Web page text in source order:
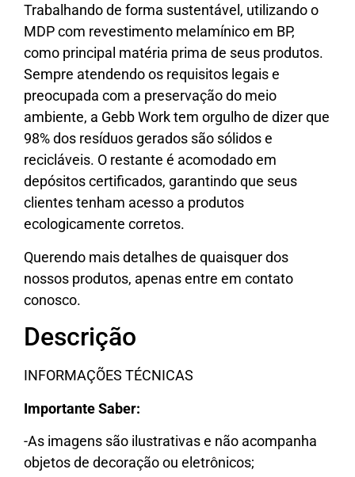
Trabalhando de forma sustentável, utilizando o
MDP com revestimento melamínico em BP,
como principal matéria prima de seus produtos.
Sempre atendendo os requisitos legais e
preocupada com a preservação do meio
ambiente, a Gebb Work tem orgulho de dizer que
98% dos resíduos gerados são sólidos e
recicláveis. O restante é acomodado em
depósitos certificados, garantindo que seus
clientes tenham acesso a produtos
ecologicamente corretos.
Querendo mais detalhes de quaisquer dos
nossos produtos, apenas entre em contato
conosco.
Descrição
INFORMAÇÕES TÉCNICAS
Importante Saber:
-As imagens são ilustrativas e não acompanha
objetos de decoração ou eletrônicos;